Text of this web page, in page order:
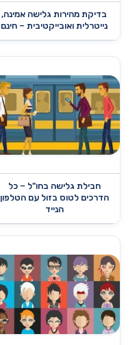
בדיקת מהירות גלישה אמינה,
נייטרלית ואובייקטיבית – חינם
חבילת גלישה בחו"ל – כל
הדרכים לטוס בזול עם הטלפון
הנייד